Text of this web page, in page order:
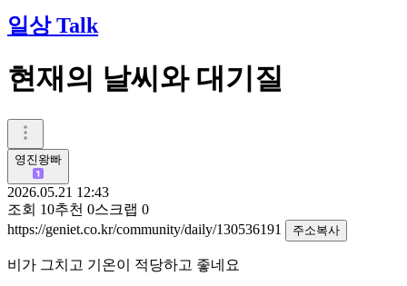
일상 Talk
현재의 날씨와 대기질
영진왕빠
2026.05.21 12:43
조회 10추천 0스크랩 0
https://geniet.co.kr/community/daily/130536191
주소복사
비가 그치고 기온이 적당하고 좋네요